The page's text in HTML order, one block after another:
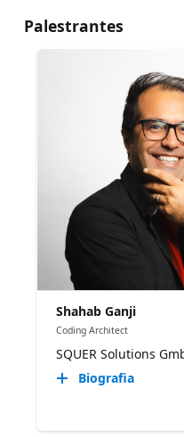
Palestrantes
Shahab Ganji
Coding Architect
SQUER Solutions
Biografia